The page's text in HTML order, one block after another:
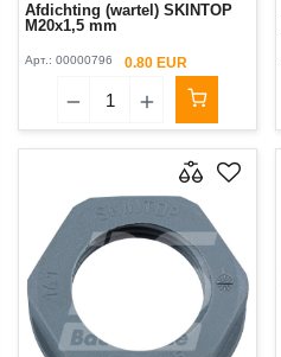
Afdichting (wartel) SKINTOP
M20x1,5 mm
Арт.: 00000796 0.80 EUR